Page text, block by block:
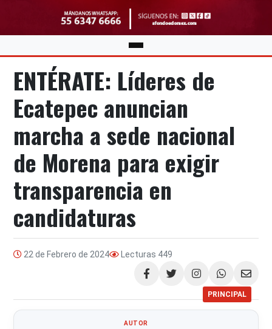
ENTÉRATE: Líderes de
Ecatepec anuncian
marcha a sede nacional
de Morena para exigir
transparencia en
candidaturas
22 de Febrero de 2024 Lecturas 449
Compartir
PRINCIPAL
AUTOR